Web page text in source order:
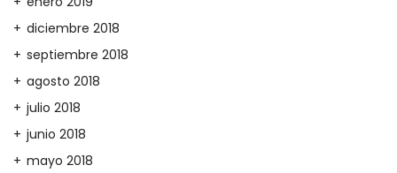
diciembre 2018
septiembre 2018
agosto 2018
julio 2018
junio 2018
mayo 2018